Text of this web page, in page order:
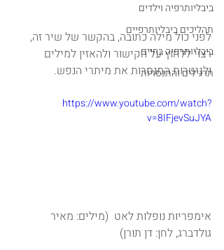
ביבליותרפיה וילדים
תהליכים ביבליותרפיים
ביבליותרפיה בחיים
תרגילים והתנסויות
לפני כול מילה כתובה, בהקשר של שיר זה,
רצוי ללחוץ על הקישור ולהאזין למילים
ולגיטרות המנסרות את מיתרי הנפש.
https://www.youtube.com/watch?
v=8IFjevSuJYA
אימפריות נופלות לאט  (מילים: מאיר
גולדברג, לחן: דן תורן)